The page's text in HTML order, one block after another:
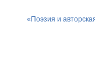
«Поэзия и